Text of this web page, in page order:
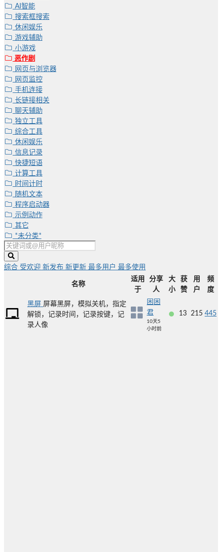
AI智能
搜索框搜索
休闲娱乐
游戏辅助
小游戏
恶作剧
网页与浏览器
网页监控
手机连接
长链接相关
聊天辅助
独立工具
综合工具
休闲娱乐
信息记录
快捷短语
计算工具
时间计时
随机文本
程序启动器
示例动作
其它
*未分类*
综合 受欢迎 新发布 新更新 最多用户 最多使用
名称
适用
于
分享
人
大
小
获
赞
用
户
频
度
黑屏 屏幕黑屏，模拟关机，指定
解锁，记录时间，记录按键，记
录人像
困困
君
10天5
小时前
13 215 445